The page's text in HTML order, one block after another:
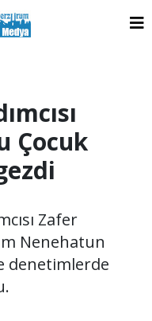
Çocuk
Zafer
Nenehatun
denetimlerde